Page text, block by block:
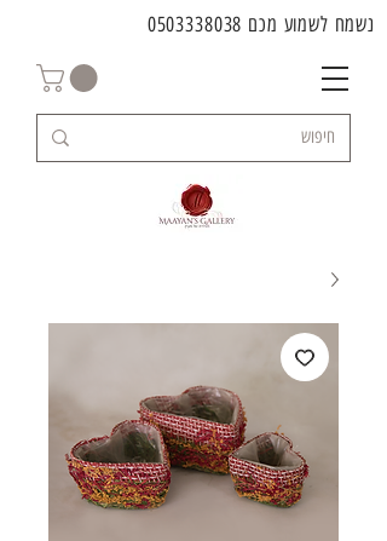
נשמח לשמוע מכם 0503338038